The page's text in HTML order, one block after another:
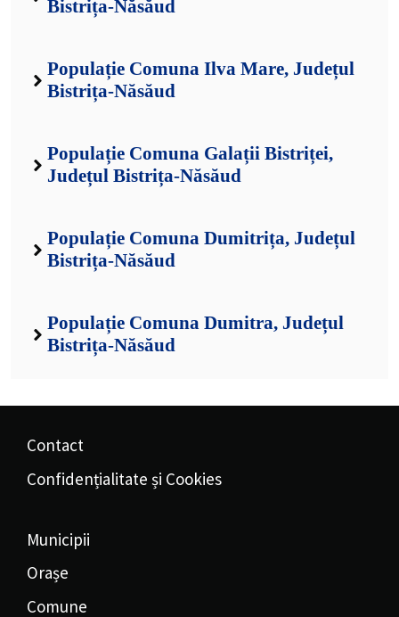
Bistrița-Năsăud
Populație Comuna Ilva Mare, Județul
Bistrița-Năsăud
Populație Comuna Galații Bistriței,
Județul Bistrița-Năsăud
Populație Comuna Dumitrița, Județul
Bistrița-Năsăud
Populație Comuna Dumitra, Județul
Bistrița-Năsăud
Contact
Confidențialitate și Cookies
Municipii
Orașe
Comune